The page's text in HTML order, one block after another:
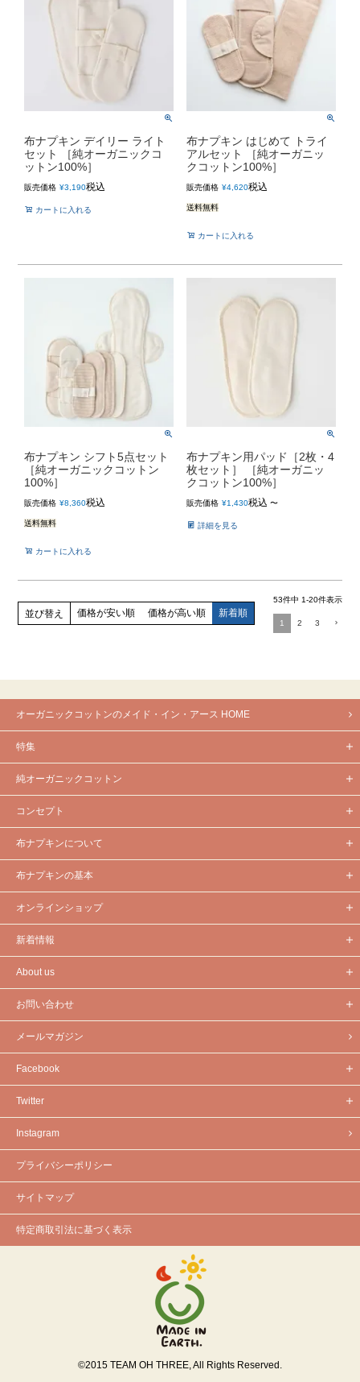
布ナプキン デイリー ライト
セット ［純オーガニックコ
ットン100%］
販売価格 ¥3,190税込
カートに入れる
布ナプキン はじめて トライ
アルセット ［純オーガニッ
クコットン100%］
販売価格 ¥4,620税込
送料無料
カートに入れる
布ナプキン シフト5点セット
［純オーガニックコットン
100%］
販売価格 ¥8,360税込
送料無料
カートに入れる
布ナプキン用パッド［2枚・4
枚セット］ ［純オーガニッ
クコットン100%］
販売価格 ¥1,430税込 〜
詳細を見る
並び替え 価格が安い順 価格が高い順 新着順
53件中 1-20件表示
1 2 3
オーガニックコットンのメイド・イン・アース HOME
特集
純オーガニックコットン
コンセプト
布ナプキンについて
布ナプキンの基本
オンラインショップ
新着情報
About us
お問い合わせ
メールマガジン
Facebook
Twitter
Instagram
プライバシーポリシー
サイトマップ
特定商取引法に基づく表示
©2015 TEAM OH THREE, All Rights Reserved.